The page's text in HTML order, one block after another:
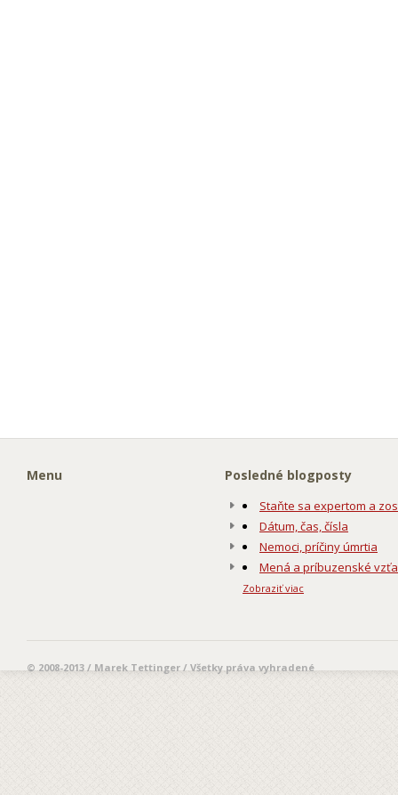
Menu Posledné blogposty
Staňte sa expertom a
Dátum, čas, čísla
Nemoci, príčiny úmrtia
Mená a príbuzenské
Zobraziť viac
© 2008-2013 / Marek Tettinger / Všetky práva vyhradené